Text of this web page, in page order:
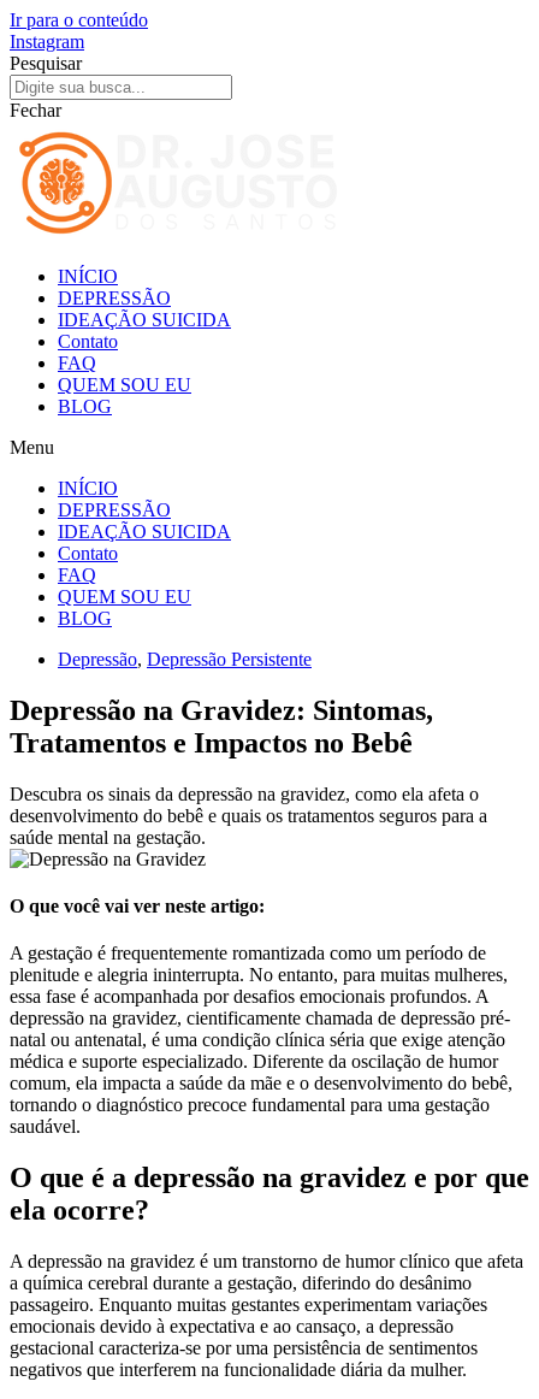
Ir para o conteúdo
Instagram
Pesquisar
Fechar
INÍCIO
DEPRESSÃO
IDEAÇÃO SUICIDA
Contato
FAQ
QUEM SOU EU
BLOG
Menu
INÍCIO
DEPRESSÃO
IDEAÇÃO SUICIDA
Contato
FAQ
QUEM SOU EU
BLOG
Depressão, Depressão Persistente
Depressão na Gravidez: Sintomas,
Tratamentos e Impactos no Bebê
Descubra os sinais da depressão na gravidez, como ela afeta o
desenvolvimento do bebê e quais os tratamentos seguros para a
saúde mental na gestação.
O que você vai ver neste artigo:
A gestação é frequentemente romantizada como um período de
plenitude e alegria ininterrupta. No entanto, para muitas mulheres,
essa fase é acompanhada por desafios emocionais profundos. A
depressão na gravidez, cientificamente chamada de depressão pré-
natal ou antenatal, é uma condição clínica séria que exige atenção
médica e suporte especializado. Diferente da oscilação de humor
comum, ela impacta a saúde da mãe e o desenvolvimento do bebê,
tornando o diagnóstico precoce fundamental para uma gestação
saudável.
O que é a depressão na gravidez e por que
ela ocorre?
A depressão na gravidez é um transtorno de humor clínico que afeta
a química cerebral durante a gestação, diferindo do desânimo
passageiro. Enquanto muitas gestantes experimentam variações
emocionais devido à expectativa e ao cansaço, a depressão
gestacional caracteriza-se por uma persistência de sentimentos
negativos que interferem na funcionalidade diária da mulher.